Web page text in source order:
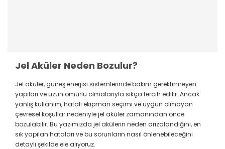
Jel Aküler Neden Bozulur?
Jel aküler, güneş enerjisi sistemlerinde bakım gerektirmeyen
yapıları ve uzun ömürlü olmalarıyla sıkça tercih edilir. Ancak
yanlış kullanım, hatalı ekipman seçimi ve uygun olmayan
çevresel koşullar nedeniyle jel aküler zamanından önce
bozulabilir. Bu yazımızda jel akülerin neden arızalandığını, en
sık yapılan hataları ve bu sorunların nasıl önlenebileceğini
detaylı şekilde ele alıyoruz.